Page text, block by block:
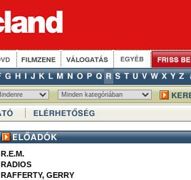
R.E.M.
RADIOS
RAFFERTY, GERRY